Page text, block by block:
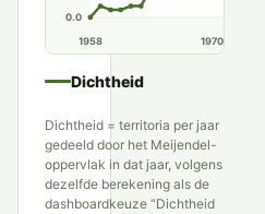
0.0
1958 1970
Dichtheid
Dichtheid = territoria per jaar
gedeeld door het Meijendel-
oppervlak in dat jaar, volgens
dezelfde berekening als de
dashboardkeuze “Dichtheid
Kuifeend
Mandarijneend